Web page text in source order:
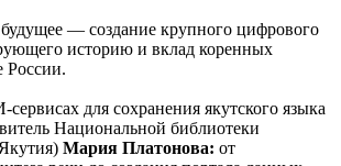
— создание крупного цифрового
историю и вклад коренных
России.
для сохранения якутского языка
Национальной библиотеки
Мария Платонова: от